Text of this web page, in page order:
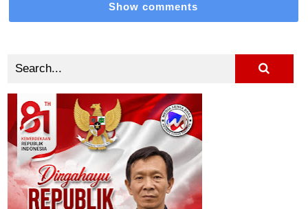
Show comments